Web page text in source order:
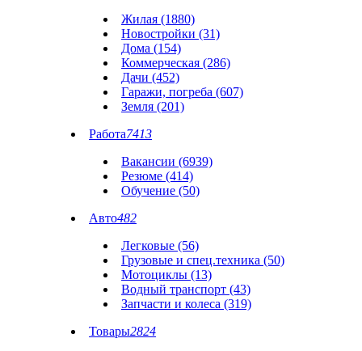
Жилая (1880)
Новостройки (31)
Дома (154)
Коммерческая (286)
Дачи (452)
Гаражи, погреба (607)
Земля (201)
Работа7413
Вакансии (6939)
Резюме (414)
Обучение (50)
Авто482
Легковые (56)
Грузовые и спец.техника (50)
Мотоциклы (13)
Водный транспорт (43)
Запчасти и колеса (319)
Товары2824